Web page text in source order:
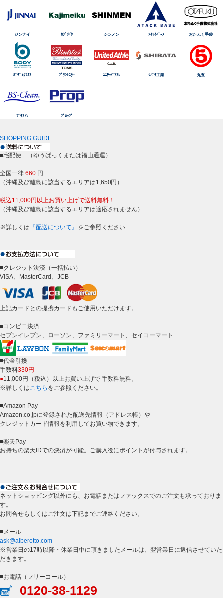
ジンナイ ｶｼﾞﾒｲｸ シンメン ｱﾀｯｸﾍﾞｰｽ おたふく手袋
ﾎﾞﾃﾞｨﾀﾌﾈｽ ﾌﾟﾘﾝﾄｽﾀｰ ﾕﾆﾃｯﾄﾞｱｽﾚ ｼﾊﾞﾗ工業 丸五
ﾌﾞﾗｽﾄﾝ ﾌﾟﾛｯﾌﾟ
SHOPPING GUIDE
■宅配便 （ゆうぱっくまたは福山通運）
全国一律 660 円
（沖縄及び離島に該当するエリアは1,650円）
税込11,000円以上お買い上げで送料無料！
（沖縄及び離島に該当するエリアは適応されません）
※詳しくは 『配送について』 をご参照ください
■クレジット決済（一括払い）
VISA、MasterCard、JCB
上記カードとの提携カードもご使用いただけます。
■コンビニ決済
セブンイレブン、ローソン、ファミリーマート、セイコーマート
■代金引換
手数料330円
●11,000円（税込）以上お買い上げで 手数料無料。
※詳しくはこちら をご参照ください。
■Amazon Pay
Amazon.co.jpに登録された配送先情報（アドレス帳）や
クレジットカード情報を利用してお買い物できます。
■楽天Pay
お持ちの楽天IDでの決済が可能。ご購入後にポイントが付与されます。
ネットショッピング以外にも、お電話またはファックスでのご注文も承っておりま
す。
お問合せもしくはご注文は下記までご連絡ください。
■メール
ask@alberotto.com
※営業日の17時以降・休業日中に頂きましたメールは、翌営業日に返信させていた
だきます。
■お電話（フリーコール）
0120-38-1129